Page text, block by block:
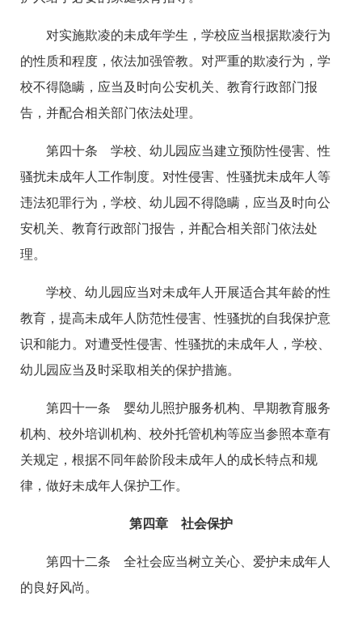
对实施欺凌的未成年学生，学校应当根据欺凌行为
的性质和程度，依法加强管教。对严重的欺凌行为，学
校不得隐瞒，应当及时向公安机关、教育行政部门报
告，并配合相关部门依法处理。
第四十条 学校、幼儿园应当建立预防性侵害、性
骚扰未成年人工作制度。对性侵害、性骚扰未成年人等
违法犯罪行为，学校、幼儿园不得隐瞒，应当及时向公
安机关、教育行政部门报告，并配合相关部门依法处
理。
学校、幼儿园应当对未成年人开展适合其年龄的性
教育，提高未成年人防范性侵害、性骚扰的自我保护意
识和能力。对遭受性侵害、性骚扰的未成年人，学校、
幼儿园应当及时采取相关的保护措施。
第四十一条 婴幼儿照护服务机构、早期教育服务
机构、校外培训机构、校外托管机构等应当参照本章有
关规定，根据不同年龄阶段未成年人的成长特点和规
律，做好未成年人保护工作。
第四章 社会保护
第四十二条 全社会应当树立关心、爱护未成年人
的良好风尚。